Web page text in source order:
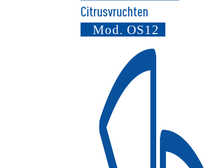
Citrusvruchten
Mod. OS12